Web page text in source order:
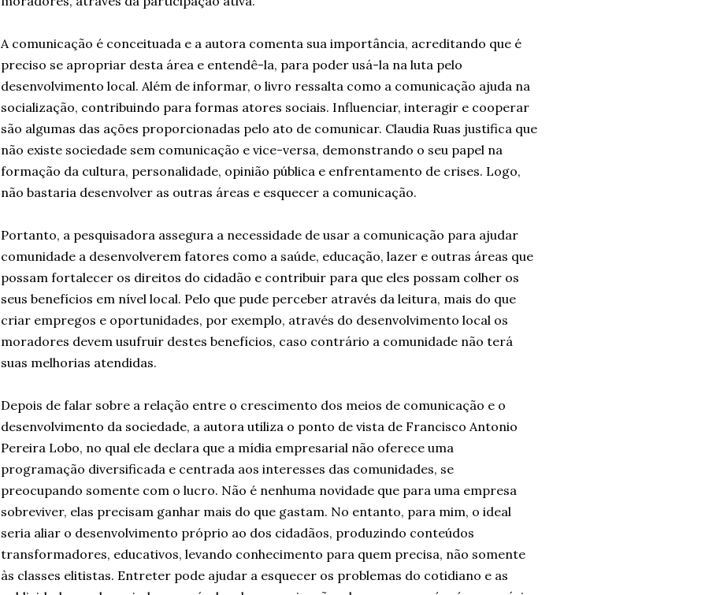
A comunicação é conceituada e a autora comenta sua importância, acreditando que é
preciso se apropriar desta área e entendê-la, para poder usá-la na luta pelo
desenvolvimento local. Além de informar, o livro ressalta como a comunicação ajuda na
socialização, contribuindo para formas atores sociais. Influenciar, interagir e cooperar
são algumas das ações proporcionadas pelo ato de comunicar. Claudia Ruas justifica que
não existe sociedade sem comunicação e vice-versa, demonstrando o seu papel na
formação da cultura, personalidade, opinião pública e enfrentamento de crises. Logo,
não bastaria desenvolver as outras áreas e esquecer a comunicação.
Portanto, a pesquisadora assegura a necessidade de usar a comunicação para ajudar
comunidade a desenvolverem fatores como a saúde, educação, lazer e outras áreas que
possam fortalecer os direitos do cidadão e contribuir para que eles possam colher os
seus benefícios em nível local. Pelo que pude perceber através da leitura, mais do que
criar empregos e oportunidades, por exemplo, através do desenvolvimento local os
moradores devem usufruir destes benefícios, caso contrário a comunidade não terá
suas melhorias atendidas.
Depois de falar sobre a relação entre o crescimento dos meios de comunicação e o
desenvolvimento da sociedade, a autora utiliza o ponto de vista de Francisco Antonio
Pereira Lobo, no qual ele declara que a mídia empresarial não oferece uma
programação diversificada e centrada aos interesses das comunidades, se
preocupando somente com o lucro. Não é nenhuma novidade que para uma empresa
sobreviver, elas precisam ganhar mais do que gastam. No entanto, para mim, o ideal
seria aliar o desenvolvimento próprio ao dos cidadãos, produzindo conteúdos
transformadores, educativos, levando conhecimento para quem precisa, não somente
às classes elitistas. Entreter pode ajudar a esquecer os problemas do cotidiano e as